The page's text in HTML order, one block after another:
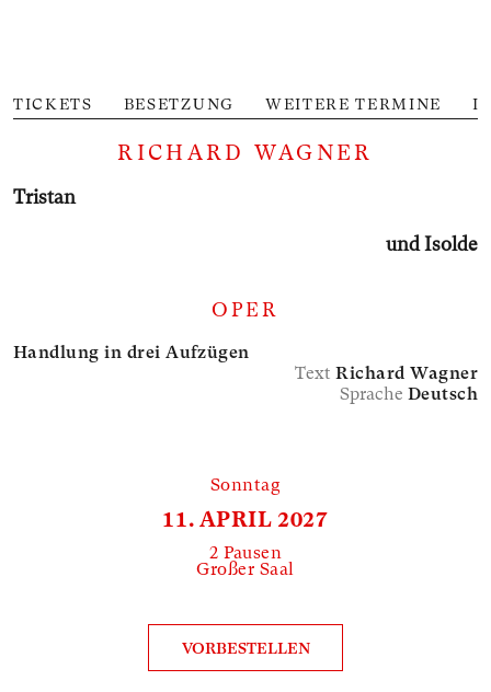
TICKETS BESETZUNG WEITERE TERMINE
RICHARD WAGNER
Tristan
und Isolde
OPER
Handlung in drei Aufzügen
TextRichard Wagner
Sprache Deutsch
Sonntag
11. APRIL 2027
2 Pausen
Großer Saal
VORBESTELLEN